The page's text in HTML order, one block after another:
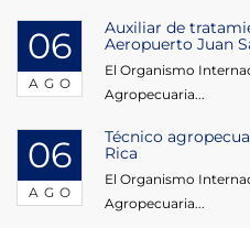
06
AGO
Auxiliar de
Aeropuerto Juan
El Organismo
Agropecuaria...
06
AGO
Técnico
Rica
El Organismo
Agropecuaria...